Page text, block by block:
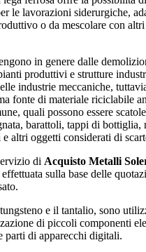
le lavorazioni siderurgiche,
o da mescolare con
in genere dalle
produttivi e strutture
industrie meccaniche,
fonte di materiale riciclabile
quali possono essere
barattoli, tappi di bottiglia,
altri oggetti considerati di
di Acquisto Metalli
sulla base delle
e il tantalio, sono
di piccoli componenti
parti di apparecchi digitali.